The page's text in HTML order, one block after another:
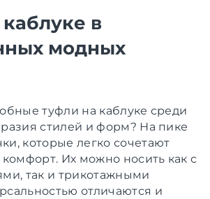
в
модных
туфли на каблуке среди
стилей и форм? На пике
которые легко сочетают
комфорт. Их можно носить как с
так и трикотажными
отличаются и